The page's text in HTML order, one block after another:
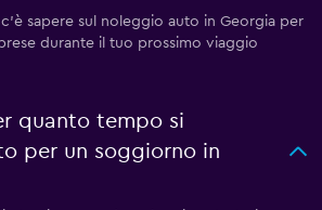
sapere sul noleggio auto in Georgia per
durante il tuo prossimo viaggio
quanto tempo si
per un soggiorno in